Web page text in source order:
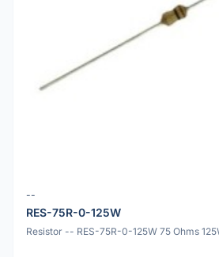
--
RES-75R-0-125W
Resistor -- RES-75R-0-125W 75 Ohms